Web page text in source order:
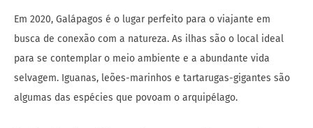
Em 2020, Galápagos é o lugar perfeito para o viajante em
busca de conexão com a natureza. As ilhas são o local ideal
para se contemplar o meio ambiente e a abundante vida
selvagem. Iguanas, leões-marinhos e tartarugas-gigantes são
algumas das espécies que povoam o arquipélago.